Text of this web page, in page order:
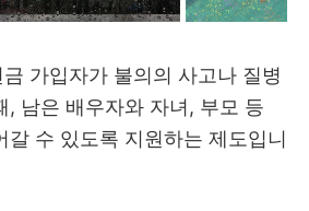
가입자가 불의의 사고나 질병
, 남은 배우자와 자녀, 부모 등
갈 수 있도록 지원하는 제도입니